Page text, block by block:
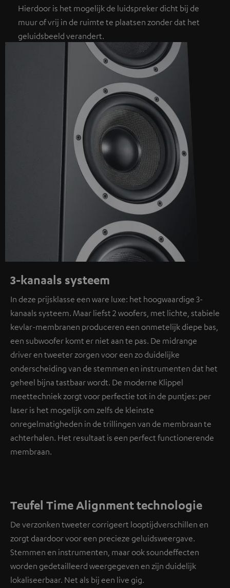
Hierdoor is het mogelijk de luidspreker dicht bij de
muur of vrij in de ruimte te plaatsen zonder dat het
geluidsbeeld verandert.
3-kanaals systeem
In deze prijsklasse een ware luxe: het hoogwaardige 3-
kanaals systeem. Maar liefst 2 woofers, met lichte, stabiele
kevlar-membranen produceren een onmetelijk diepe bas,
een subwoofer komt er niet aan te pas. De midrange
driver en tweeter zorgen voor een zo duidelijke
onderscheiding van de stemmen en instrumenten dat het
geheel bijna tastbaar wordt. De moderne Klippel
meettechniek zorgt voor perfectie tot in de puntjes: per
laser is het mogelijk om zelfs de kleinste
onregelmatigheden in de trillingen van de membraan te
achterhalen. Het resultaat is een perfect functionerende
membraan.
Teufel Time Alignment technologie
De verzonken tweeter corrigeert looptijdverschillen en
zorgt daardoor voor een precieze geluidsweergave.
Stemmen en instrumenten, maar ook soundeffecten
worden gedetailleerd weergegeven en zijn duidelijk
lokaliseerbaar. Net als bij een live gig.